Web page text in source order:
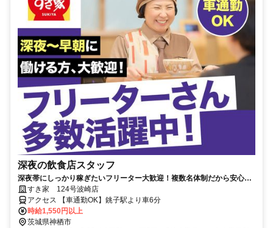
深夜の飲食店スタッフ
深夜帯にしっかり稼ぎたいフリーター大歓迎！複数名体制だから安心し
て働ける◎
すき家 124号波崎店
アクセス 【車通勤OK】銚子駅より車6分
時給1,550円以上
茨城県神栖市